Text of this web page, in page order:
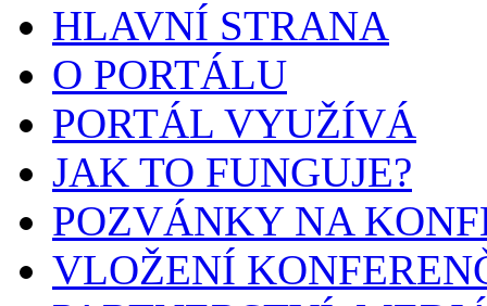
HLAVNÍ STRANA
O PORTÁLU
PORTÁL VYUŽÍVÁ
JAK TO FUNGUJE?
POZVÁNKY NA
VLOŽENÍ